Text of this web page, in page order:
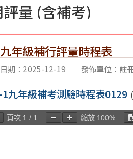
量 (含補考)
年級補行評量時程表
期：2025-12-19 發佈單位：註
九年級補考測驗時程表0129
頁次 1 / 1 縮放 100%